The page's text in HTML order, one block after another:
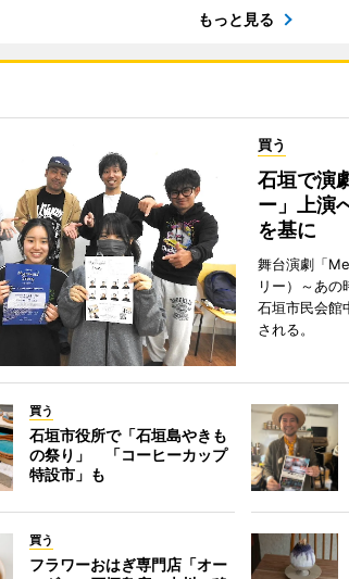
もっと見る
買う
石垣で演
ー」上演
を基に
舞台演劇「
リー）～あの
石垣市民会館
される。
買う
石垣市役所で「石垣島やきも
の祭り」 「コーヒーカップ
特設市」も
買う
フラワーおはぎ専門店「オー